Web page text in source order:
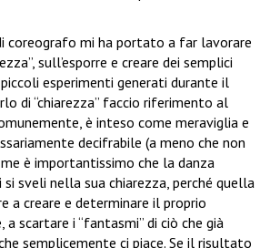
coreografo mi ha portato a far lavorare
sull’esporre e creare dei semplici
esperimenti generati durante il
di “chiarezza” faccio riferimento al
è inteso come meraviglia e
decifrabile (a meno che non
è importantissimo che la danza
sveli nella sua chiarezza, perché quella
a creare e determinare il proprio
a scartare i “fantasmi” di ciò che già
semplicemente ci piace. Se il risultato